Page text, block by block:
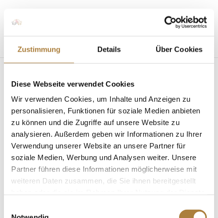
Zustimmung Details Über Cookies
Diese Webseite verwendet Cookies
Wir verwenden Cookies, um Inhalte und Anzeigen zu
personalisieren, Funktionen für soziale Medien anbieten
zu können und die Zugriffe auf unsere Website zu
analysieren. Außerdem geben wir Informationen zu Ihrer
Verwendung unserer Website an unsere Partner für
soziale Medien, Werbung und Analysen weiter. Unsere
Partner führen diese Informationen möglicherweise mit
weiteren Daten zusammen, die Sie ihnen bereitgestellt
Seite wählen
Carolina Miesner und
Jana Hofmeister
vonInsa Strothmann |19. September 2024